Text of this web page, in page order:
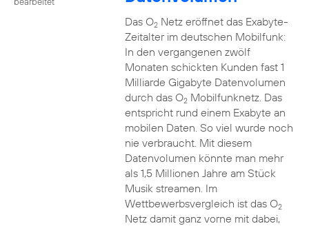
Das O2Netz eröffnet das Exabyte-
Zeitalter im deutschen Mobilfunk:
In den vergangenen zwölf
Monaten schickten Kunden fast 1
Milliarde Gigabyte Datenvolumen
durch das O2Mobilfunknetz. Das
entspricht rund einem Exabyte an
mobilen Daten. So viel wurde noch
nie verbraucht. Mit diesem
Datenvolumen könnte man mehr
als 1,5 Millionen Jahre am Stück
Musik streamen. Im
Wettbewerbsvergleich ist das O2
Netz damit ganz vorne mit dabei,